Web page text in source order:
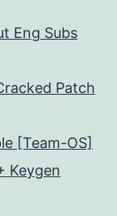
Eng Subs
Patch
[Team-OS]
Keygen